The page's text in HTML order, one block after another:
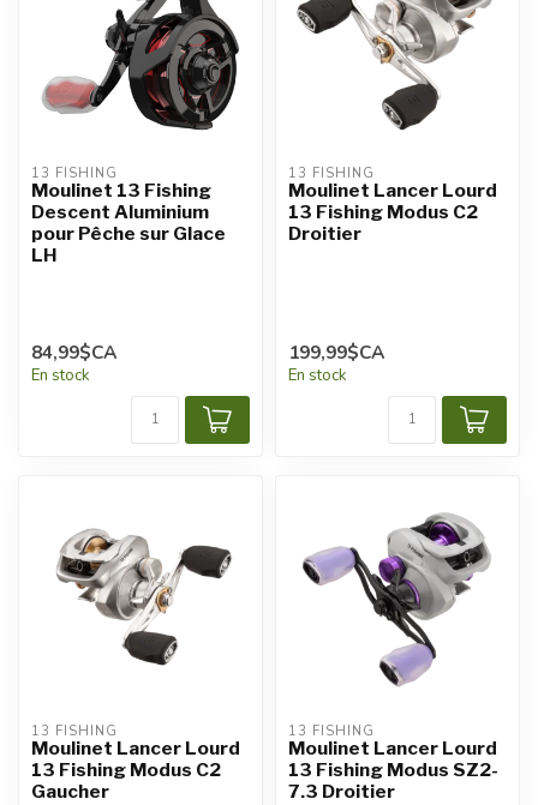
13 FISHING
Moulinet 13 Fishing
Descent Aluminium
pour Pêche sur Glace
LH
84,99$CA
En stock
13 FISHING
Moulinet Lancer Lourd
13 Fishing Modus C2
Droitier
199,99$CA
En stock
13 FISHING
Moulinet Lancer Lourd
13 Fishing Modus C2
Gaucher
13 FISHING
Moulinet Lancer Lourd
13 Fishing Modus SZ2-
7.3 Droitier